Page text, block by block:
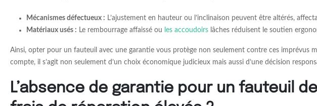
Mécanismes défectueux : L’ajustement en hauteur ou l’inclinaison peuvent être altérés,
Matériaux usés : Le rembourrage affaissé ou les accoudoirs lâches réduisent le soutien
Ainsi, opter pour un fauteuil avec une garantie vous protège non seulement contre ces imprévus
compte, il s’agit non seulement d’un choix économique judicieux mais aussi d’une décision
L’absence de garantie pour un fauteuil